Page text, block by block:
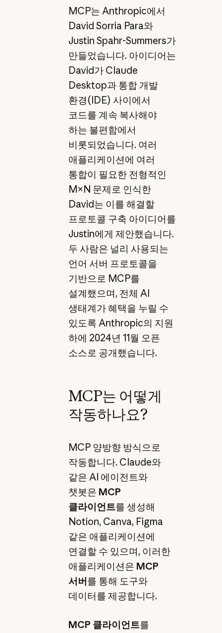
MCP는 Anthropic에서
David Sorria Para와
Justin Spahr-Summers가
만들었습니다. 아이디어는
David가 Claude
Desktop과 통합 개발
환경(IDE) 사이에서
코드를 계속 복사해야
하는 불편함에서
비롯되었습니다. 여러
애플리케이션에 여러
통합이 필요한 전형적인
M×N 문제로 인식한
David는 이를 해결할
프로토콜 구축 아이디어를
Justin에게 제안했습니다.
두 사람은 널리 사용되는
언어 서버 프로토콜을
기반으로 MCP를
설계했으며, 전체 AI
생태계가 혜택을 누릴 수
있도록 Anthropic의 지원
하에 2024년 11월 오픈
소스로 공개했습니다.
MCP는 어떻게
작동하나요?
MCP 양방향 방식으로
작동합니다. Claude와
같은 AI 에이전트와
챗봇은 MCP
클라이언트를 생성해
Notion, Canva, Figma
같은 애플리케이션에
연결할 수 있으며, 이러한
애플리케이션은 MCP
서버를 통해 도구와
데이터를 제공합니다.
MCP 클라이언트를